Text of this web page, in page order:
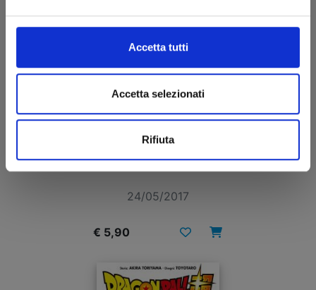
Accetta tutti
Accetta selezionati
Rifiuta
DRAGON BALL SUPER n. 2
24/05/2017
€ 5,90